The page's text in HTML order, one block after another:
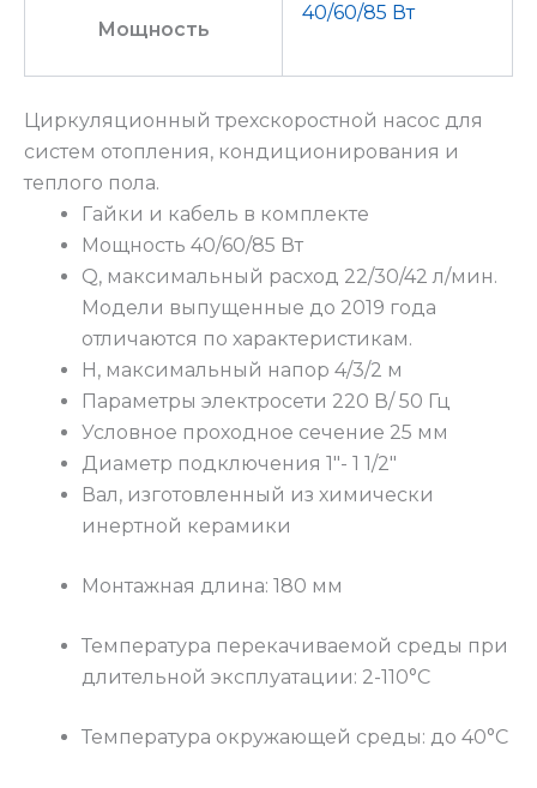
Мощность
40/60/85 Вт
Циркуляционный трехскоростной насос для
систем отопления, кондиционирования и
теплого пола.
Гайки и кабель в комплекте
Мощность 40/60/85 Вт
Q, максимальный расход 22/30/42 л/мин.
Модели выпущенные до 2019 года
отличаются по характеристикам.
H, максимальный напор 4/3/2 м
Параметры электросети 220 В/ 50 Гц
Условное проходное сечение 25 мм
Диаметр подключения 1″- 1 1/2″
Вал, изготовленный из химически
инертной керамики
Монтажная длина: 180 мм
Температура перекачиваемой среды при
длительной эксплуатации: 2-110°C
Температура окружающей среды: до 40°C